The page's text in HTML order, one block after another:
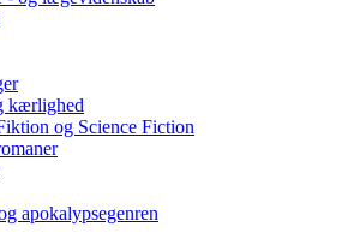
kærlighed
og Science Fiction
apokalypsegenren